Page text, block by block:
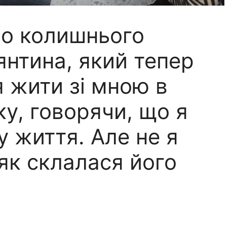
колишнього
який тепер
жити зі мною в
говорячи, що я
життя. Але не я
склалася його